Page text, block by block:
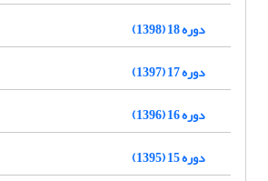
دوره 18 (1398)
دوره 17 (1397)
دوره 16 (1396)
دوره 15 (1395)